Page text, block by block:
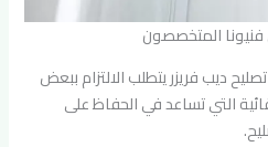
فنيونا المتخصصون
ديب فريزر يتطلب الالتزام ببعض
التي تساعد في الحفاظ على